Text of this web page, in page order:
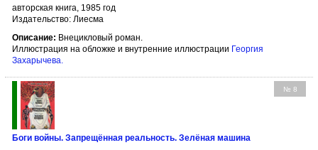
авторская книга, 1985 год
Издательство: Лиесма
Описание: Внецикловый роман.
Иллюстрация на обложке и внутренние иллюстрации Георгия
Захарычева.
№ 8
Боги войны. Запрещённая реальность. Зелёная машина